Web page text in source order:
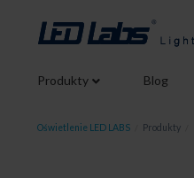
Produkty Blog
Oświetlenie LED LABS Produkty